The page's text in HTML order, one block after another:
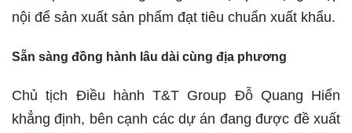
nội để sản xuất sản phẩm đạt tiêu chuẩn xuất khẩu.
Sẵn sàng đồng hành lâu dài cùng địa phương
Chủ tịch Điều hành T&T Group Đỗ Quang Hiển
khẳng định, bên cạnh các dự án đang được đề xuất